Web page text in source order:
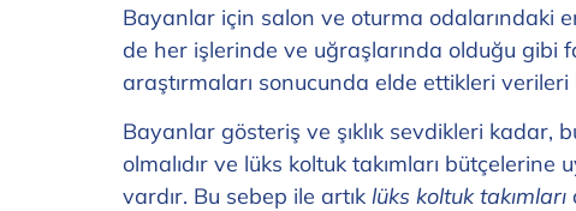
Bayanlar için salon ve oturma odalarındaki
de her işlerinde ve uğraşlarında olduğu gibi
araştırmaları sonucunda elde ettikleri verileri
Bayanlar gösteriş ve şıklık sevdikleri kadar,
olmalıdır ve lüks koltuk takımları
vardır. Bu sebep ile artık lüks koltuk takımları